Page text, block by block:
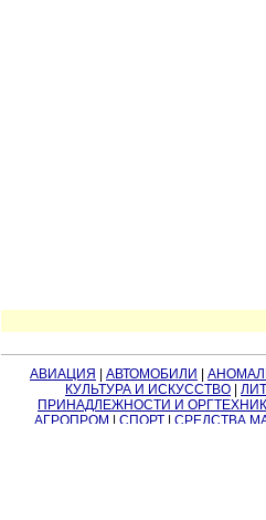
АВИАЦИЯ АВТОМОБИЛИ
КУЛЬТУРА И ИСКУССТВО
ПРИНАДЛЕЖНОСТИ И
АГРОПРОМ | СПОРТ| СРЕДСТВА